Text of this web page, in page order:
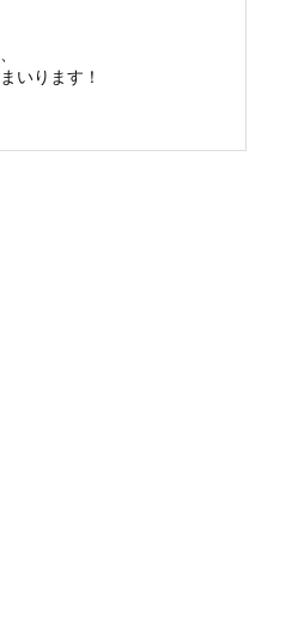
いります！